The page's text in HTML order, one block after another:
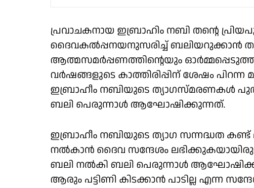
പ്രവാചകനായ ഇബ്രാഹിം നബി തന്റെ
ദൈവകൽപ്പനയനുസരിച്ച് ബലിയറുക്കാൻ
ആത്മസമർപ്പണത്തിന്റെയും
വർഷങ്ങളുടെ കാത്തിരിപ്പിന് ശേഷം
ഇബ്രാഹീം നബിയുടെ ത്യാഗസ്മരണകള്‍
ബലി പെരുന്നാള്‍ ആഘോഷിക്കുന്നത്.
ഇബ്രാഹീം നബിയുടെ ത്യാഗ സന്നദ്ധത
നല്‍കാന്‍ ദൈവ സന്ദേശം
ബലി നൽകി ബലി പെരുന്നാൾ
ആരും പട്ടിണി കിടക്കാൻ പാടില്ല എന്ന